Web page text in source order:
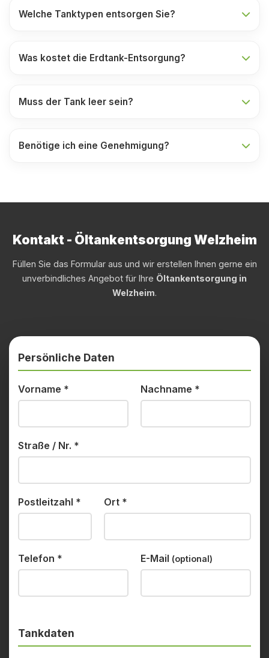
Welche Tanktypen entsorgen Sie?
Was kostet die Erdtank-Entsorgung?
Muss der Tank leer sein?
Benötige ich eine Genehmigung?
Kontakt - Öltankentsorgung Welzheim
Füllen Sie das Formular aus und wir erstellen Ihnen gerne ein
unverbindliches Angebot für Ihre Öltankentsorgung in
Welzheim.
Persönliche Daten
Vorname * Nachname *
Straße / Nr. *
Postleitzahl * Ort *
Telefon * E-Mail (optional)
Tankdaten